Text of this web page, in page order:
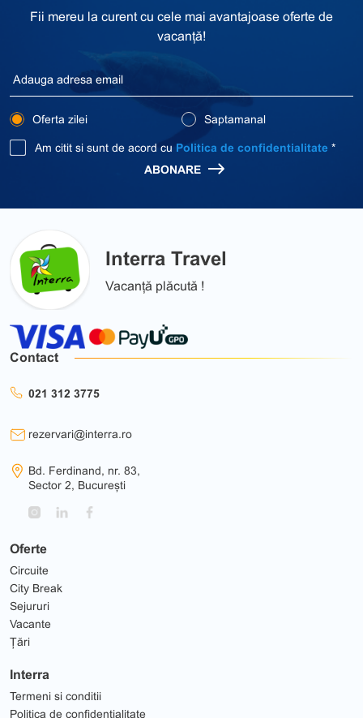
Fii mereu la curent cu cele mai avantajoase oferte de
vacanță!
Oferta zilei Saptamanal
Am citit si sunt de acord cu Politica de confidentialitate *
ABONARE
Interra Travel
Vacanță plăcută !
Oferte
Circuite
City Break
Sejururi
Vacante
Țări
Interra
Termeni si conditii
Politica de confidentialitate
Contact
021 312 3775
rezervari@interra.ro
Bd. Ferdinand, nr. 83,
Sector 2, București